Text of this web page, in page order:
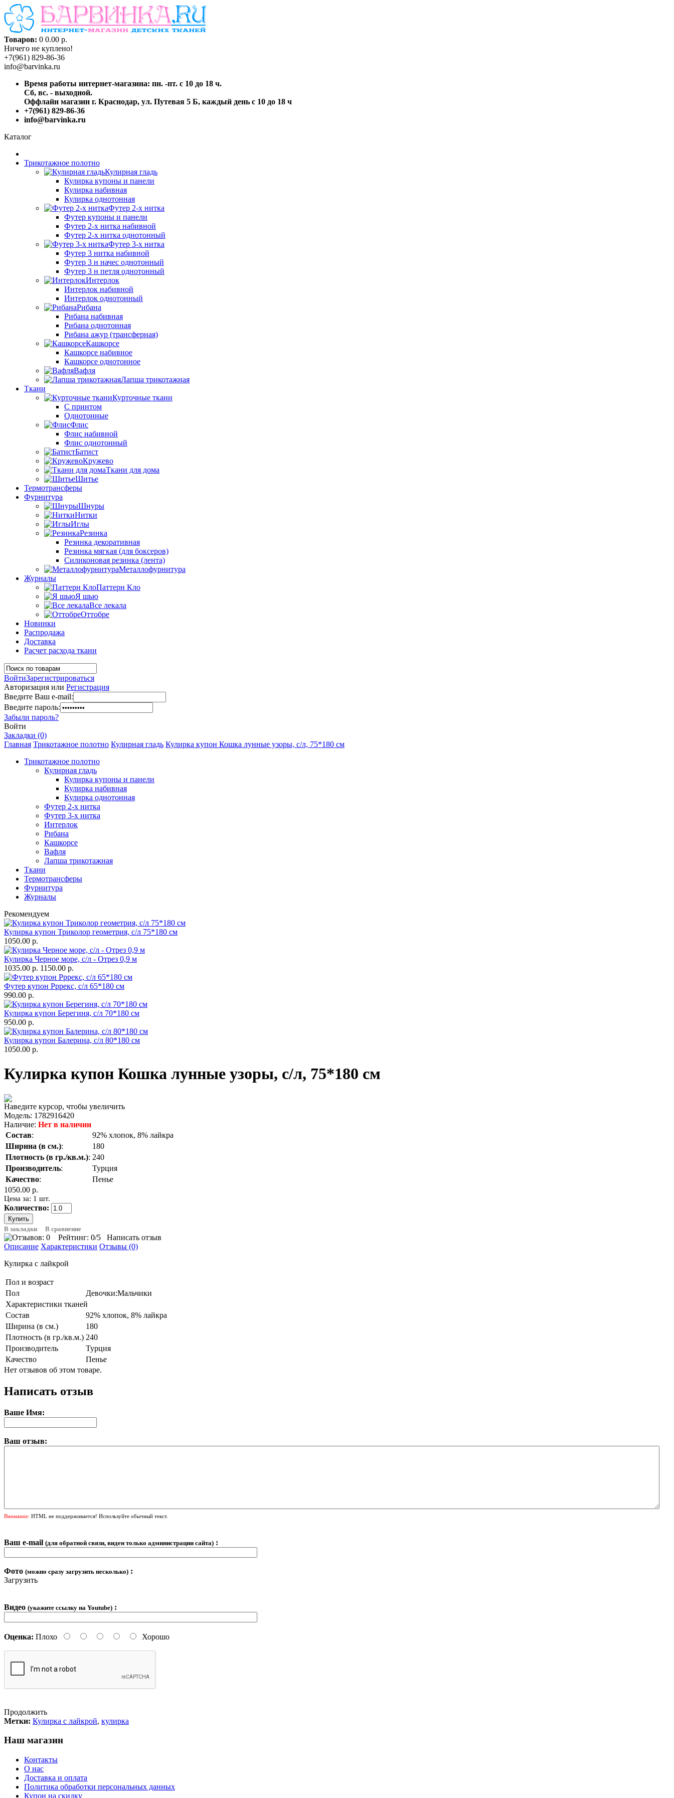
Товаров: 0 0.00 р.
Ничего не куплено!
+7(961) 829-86-36
info@barvinka.ru
Время работы интернет-магазина: пн. -пт. с 10 до 18 ч.
Сб, вс. - выходной.
Оффлайн магазин г. Краснодар, ул. Путевая 5 Б, каждый день с 10 до 18 ч
+7(961) 829-86-36
info@barvinka.ru
Каталог
Трикотажное полотно
Кулирная гладь
Кулирка купоны и панели
Кулирка набивная
Кулирка однотонная
Футер 2-х нитка
Футер купоны и панели
Футер 2-х нитка набивной
Футер 2-х нитка однотонный
Футер 3-х нитка
Футер 3 нитка набивной
Футер 3 н начес однотонный
Футер 3 н петля однотонный
Интерлок
Интерлок набивной
Интерлок однотонный
Рибана
Рибана набивная
Рибана однотонная
Рибана ажур (трансферная)
Кашкорсе
Кашкорсе набивное
Кашкорсе однотонное
Вафля
Лапша трикотажная
Ткани
Курточные ткани
С принтом
Однотонные
Флис
Флис набивной
Флис однотонный
Батист
Кружево
Ткани для дома
Шитье
Термотрансферы
Фурнитура
Шнуры
Нитки
Иглы
Резинка
Резинка декоративная
Резинка мягкая (для боксеров)
Силиконовая резинка (лента)
Металлофурнитура
Журналы
Паттерн Кло
Я шью
Все лекала
Оттобре
Новинки
Распродажа
Доставка
Расчет расхода ткани
ВойтиЗарегистрироваться
Авторизация или Регистрация
Введите Ваш e-mail:
Введите пароль:
Забыли пароль?
Войти
Закладки (0)
Главная Трикотажное полотно Кулирная гладь Кулирка купон Кошка лунные узоры, с/л, 75*180 см
Трикотажное полотно
Кулирная гладь
Кулирка купоны и панели
Кулирка набивная
Кулирка однотонная
Футер 2-х нитка
Футер 3-х нитка
Интерлок
Рибана
Кашкорсе
Вафля
Лапша трикотажная
Ткани
Термотрансферы
Фурнитура
Журналы
Рекомендуем
Кулирка купон Триколор геометрия, с/л 75*180 см
1050.00 р.
Кулирка Черное море, с/л - Отрез 0,9 м
1035.00 р. 1150.00 р.
Футер купон Рррекс, с/л 65*180 см
990.00 р.
Кулирка купон Берегиня, с/л 70*180 см
950.00 р.
Кулирка купон Балерина, с/л 80*180 см
1050.00 р.
Кулирка купон Кошка лунные узоры, с/л, 75*180 см
Наведите курсор, чтобы увеличить
Модель: 1782916420
Наличие: Нет в наличии
Состав:
92% хлопок, 8% лайкра
Ширина (в см.):
180
Плотность (в гр./кв.м.): 240
Производитель:
Турция
Качество:
Пенье
1050.00 р.
Цена за: 1 шт.
Количество:
В закладки В сравнение
Рейтинг: 0/5
Написать отзыв
Описание Характеристики Отзывы (0)
Кулирка с лайкрой
Пол и возраст
Пол
Девочки:Мальчики
Характеристики тканей
Состав
92% хлопок, 8% лайкра
Ширина (в см.)
180
Плотность (в гр./кв.м.) 240
Производитель
Турция
Качество
Пенье
Нет отзывов об этом товаре.
Написать отзыв
Ваше Имя:
Ваш отзыв:
Внимание: HTML не поддерживается! Используйте обычный текст.
Ваш e-mail (для обратной связи, виден только администрации сайта) :
Фото (можно сразу загрузить несколько) :
Загрузить
Видео (укажите ссылку на Youtube) :
Оценка: Плохо Хорошо
Продолжить
Метки: Кулирка с лайкрой, кулирка
Наш магазин
Контакты
О нас
Доставка и оплата
Политика обработки персональных данных
Купон на скидку